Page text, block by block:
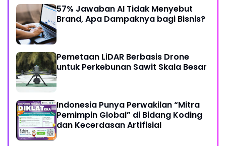
57% Jawaban AI Tidak Menyebut
Brand, Apa Dampaknya bagi Bisnis?
Pemetaan LiDAR Berbasis Drone
untuk Perkebunan Sawit Skala Besar
Indonesia Punya Perwakilan “Mitra
Pemimpin Global” di Bidang Koding
dan Kecerdasan Artifisial